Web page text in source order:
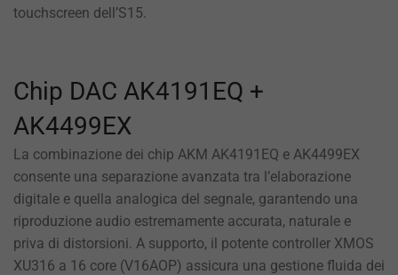
touchscreen dell’S15.
Chip DAC AK4191EQ +
AK4499EX
La combinazione dei chip AKM AK4191EQ e AK4499EX
consente una separazione avanzata tra l’elaborazione
digitale e quella analogica del segnale, garantendo una
riproduzione audio estremamente accurata, naturale e
priva di distorsioni. A supporto, il potente controller XMOS
XU316 a 16 core (V16AOP) assicura una gestione fluida dei